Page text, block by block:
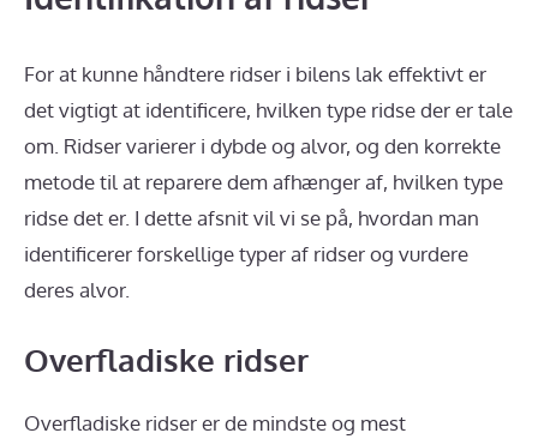
For at kunne håndtere ridser i bilens lak effektivt er
det vigtigt at identificere, hvilken type ridse der er tale
om. Ridser varierer i dybde og alvor, og den korrekte
metode til at reparere dem afhænger af, hvilken type
ridse det er. I dette afsnit vil vi se på, hvordan man
identificerer forskellige typer af ridser og vurdere
deres alvor.
Overfladiske ridser
Overfladiske ridser er de mindste og mest